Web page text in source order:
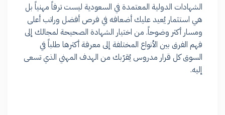
الشهادات الدولية المعتمدة في السعودية ليست ترفاً مهنياً بل
هي استثمار يُعيد عليك أضعافه في فرص أفضل وراتب أعلى
ومسار أكثر وضوحاً. من اختيار الشهادة الصحيحة لمجالك إلى
فهم الفرق بين الأنواع المختلفة إلى معرفة أكثرها طلباً في
السوق كل قرار مدروس يُقرّبك من الهدف المهني الذي تسعى
إليه.